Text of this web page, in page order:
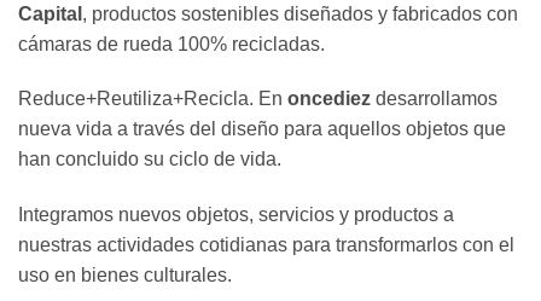
Capital , productos sostenibles diseñados y fabricados con
cámaras de rueda 100% recicladas.
Reduce+Reutiliza+Recicla. En oncediez desarrollamos
nueva vida a través del diseño para aquellos objetos que
han concluido su ciclo de vida.
Integramos nuevos objetos, servicios y productos a
nuestras actividades cotidianas para transformarlos con el
uso en bienes culturales.